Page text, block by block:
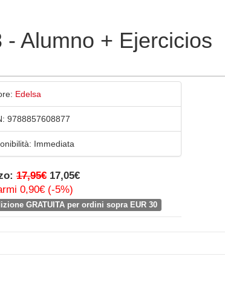
- Alumno + Ejercicios
Edelsa
9788857608877
Immediata
17,95€ 17,05€
0,90€ (-5%)
GRATUITA per ordini sopra EUR 30